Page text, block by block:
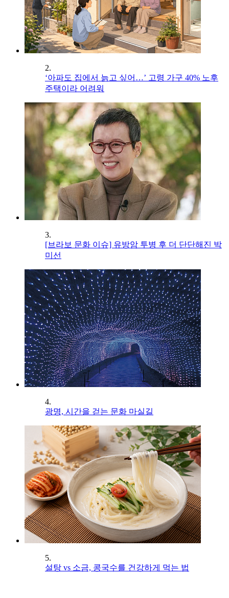
2.
‘아파도 집에서 늙고 싶어…’ 고령 가구 40% 노후
주택이라 어려워
3.
[브라보 문화 이슈] 유방암 투병 후 더 단단해진 박
미선
4.
광명, 시간을 걷는 문화 마실길
5.
설탕 vs 소금, 콩국수를 건강하게 먹는 법